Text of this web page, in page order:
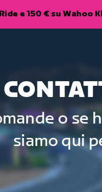
e 150 € su Wahoo
o se
siamo qui